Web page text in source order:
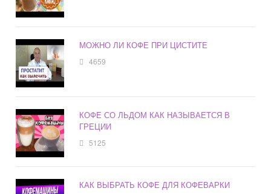
МОЖНО ЛИ КОФЕ ПРИ ЦИСТИТЕ
4659
КОФЕ СО ЛЬДОМ КАК НАЗЫВАЕТСЯ В
ГРЕЦИИ
5125
КАК ВЫБРАТЬ КОФЕ ДЛЯ КОФЕВАРКИ